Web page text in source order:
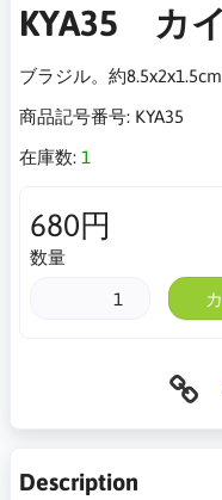
KYA35 カ
ブラジル。約8.5x2x1.5cm
商品記号番号: KYA35
在庫数: 1
680円
数量
Description